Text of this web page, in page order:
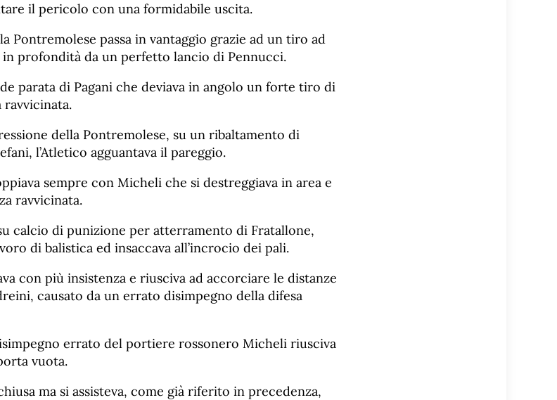
il pericolo con una formidabile uscita.
Pontremolese passa in vantaggio grazie ad un tiro ad
profondità da un perfetto lancio di Pennucci.
parata di Pagani che deviava in angolo un forte tiro di
della Pontremolese, su un ribaltamento di
l’Atletico agguantava il pareggio.
sempre con Micheli che si destreggiava in area e
ravvicinata.
calcio di punizione per atterramento di Fratallone,
di balistica ed insaccava all’incrocio dei pali.
con più insistenza e riusciva ad accorciare le distanze
causato da un errato disimpegno della difesa
errato del portiere rossonero Micheli riusciva
vuota.
ma si assisteva, come già riferito in precedenza,